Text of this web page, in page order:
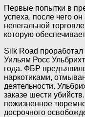
Первые попытки в
успеха, после чего
нелегальной
которую
Silk Road проработал
Уильям Росс
года. ФБР
наркотиками,
деятельности.
заказе шести
пожизненное
досрочного